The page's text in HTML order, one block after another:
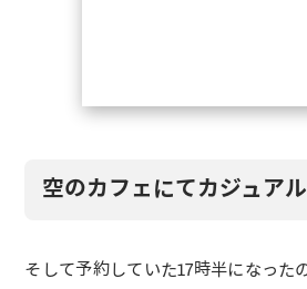
空のカフェにてカジュア
そして予約していた17時半になった